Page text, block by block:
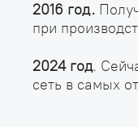
2016 год.
при
2024 год.
сеть в самых